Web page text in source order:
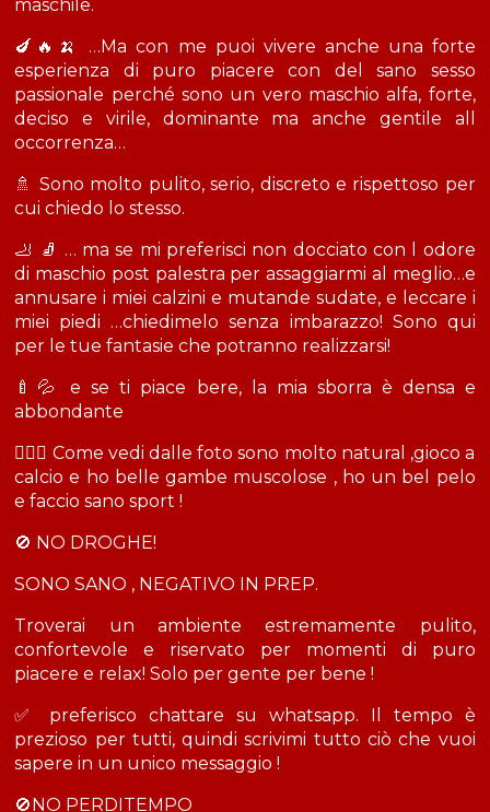
maschile.
🍆🔥🍌 …Ma con me puoi vivere anche una forte
esperienza di puro piacere con del sano sesso
passionale perché sono un vero maschio alfa, forte,
deciso e virile, dominante ma anche gentile all
occorrenza…
🚿 Sono molto pulito, serio, discreto e rispettoso per
cui chiedo lo stesso.
🦶 🧦 … ma se mi preferisci non docciato con l odore
di maschio post palestra per assaggiarmi al meglio…e
annusare i miei calzini e mutande sudate, e leccare i
miei piedi …chiedimelo senza imbarazzo! Sono qui
per le tue fantasie che potranno realizzarsi!
🍼💦 e se ti piace bere, la mia sborra è densa e
abbondante
🏋🏼‍♂️ Come vedi dalle foto sono molto natural ,gioco a
calcio e ho belle gambe muscolose , ho un bel pelo
e faccio sano sport !
🚫 NO DROGHE!
SONO SANO , NEGATIVO IN PREP.
Troverai un ambiente estremamente pulito,
confortevole e riservato per momenti di puro
piacere e relax! Solo per gente per bene !
✅ preferisco chattare su whatsapp. Il tempo è
prezioso per tutti, quindi scrivimi tutto ciò che vuoi
sapere in un unico messaggio !
🚫NO PERDITEMPO